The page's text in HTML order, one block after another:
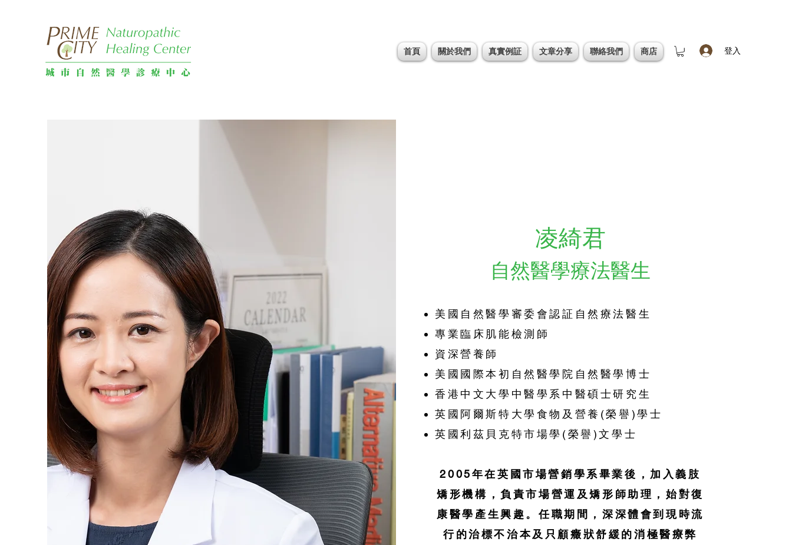
首頁 關於我們 真實例証 文章分享 聯絡我們 商店 登入
凌綺君
自然醫學療法醫生
美國自然醫學審委會認証自然療法醫生
專業臨床肌能檢測師
資深營養師
美國國際本初自然醫學院自然醫學博士
香港中文大學中醫學系中醫碩士研究生
英國阿爾斯特大學食物及營養(榮譽)學士
英國利茲貝克特市場學(榮譽)文學士
2005年在英國市場營銷學系畢業後，加入義肢
矯形機構，負責市場營運及矯形師助理，始對復
康醫學產生興趣。任職期間，深深體會到現時流
行的治標不治本及只顧癥狀舒緩的消極醫療弊